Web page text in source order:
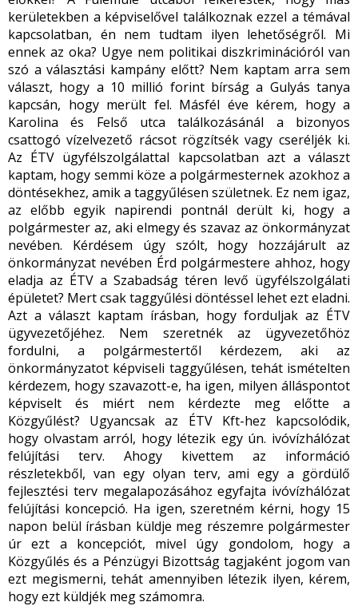
kerületekben a képviselővel találkoznak ezzel a témával
kapcsolatban, én nem tudtam ilyen lehetőségről. Mi
ennek az oka? Ugye nem politikai diszkriminációról van
szó a választási kampány előtt? Nem kaptam arra sem
választ, hogy a 10 millió forint bírság a Gulyás tanya
kapcsán, hogy merült fel. Másfél éve kérem, hogy a
Karolina és Felső utca találkozásánál a bizonyos
csattogó vízelvezető rácsot rögzítsék vagy cseréljék ki.
Az ÉTV ügyfélszolgálattal kapcsolatban azt a választ
kaptam, hogy semmi köze a polgármesternek azokhoz a
döntésekhez, amik a taggyűlésen születnek. Ez nem igaz,
az előbb egyik napirendi pontnál derült ki, hogy a
polgármester az, aki elmegy és szavaz az önkormányzat
nevében. Kérdésem úgy szólt, hogy hozzájárult az
önkormányzat nevében Érd polgármestere ahhoz, hogy
eladja az ÉTV a Szabadság téren levő ügyfélszolgálati
épületet? Mert csak taggyűlési döntéssel lehet ezt eladni.
Azt a választ kaptam írásban, hogy forduljak az ÉTV
ügyvezetőjéhez. Nem szeretnék az ügyvezetőhöz
fordulni, a polgármestertől kérdezem, aki az
önkormányzatot képviseli taggyűlésen, tehát ismételten
kérdezem, hogy szavazott-e, ha igen, milyen álláspontot
képviselt és miért nem kérdezte meg előtte a
Közgyűlést? Ugyancsak az ÉTV Kft-hez kapcsolódik,
hogy olvastam arról, hogy létezik egy ún. ivóvízhálózat
felújítási terv. Ahogy kivettem az információ
részletekből, van egy olyan terv, ami egy a gördülő
fejlesztési terv megalapozásához egyfajta ivóvízhálózat
felújítási koncepció. Ha igen, szeretném kérni, hogy 15
napon belül írásban küldje meg részemre polgármester
úr ezt a koncepciót, mivel úgy gondolom, hogy a
Közgyűlés és a Pénzügyi Bizottság tagjaként jogom van
ezt megismerni, tehát amennyiben létezik ilyen, kérem,
hogy ezt küldjék meg számomra.